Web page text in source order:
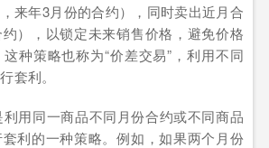
来年3月份的合约），同时卖出近月合
），以锁定未来销售价格，避免价格
种策略也称为“价差交易”，利用不同
套利。
用同一商品不同月份合约或不同商品
利的一种策略。例如，如果两个月份